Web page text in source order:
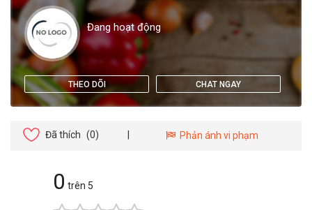
Đang hoạt động
THEO DÕI CHAT NGAY
Đã thích (0) Phản ánh vi phạm
0 trên 5